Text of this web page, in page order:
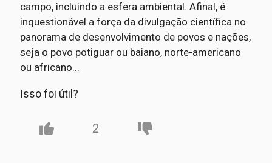
campo, incluindo a esfera ambiental. Afinal, é
inquestionável a força da divulgação científica no
panorama de desenvolvimento de povos e nações,
seja o povo potiguar ou baiano, norte-americano
ou africano...
Isso foi útil?
2